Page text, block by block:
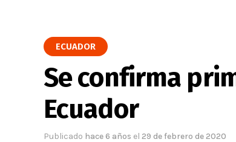
ECUADOR
Se confirma
Ecuador
Publicado hace 6 años el 29 de febrero de 2020